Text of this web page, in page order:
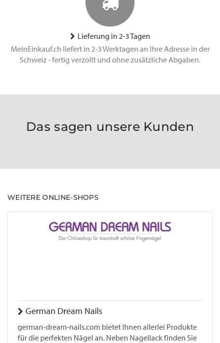
Lieferung in 2-3 Tagen
MeinEinkauf.ch liefert in 2-3 Werktagen an Ihre Adresse in der
Schweiz - fertig verzollt und ohne zusätzliche Abgaben.
Das sagen unsere Kunden
WEITERE ONLINE-SHOPS
German Dream Nails
german-dream-nails.com bietet Ihnen allerlei Produkte
für die perfekten Nägel an. Neben Nagellack finden Sie